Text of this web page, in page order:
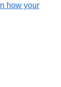
how your